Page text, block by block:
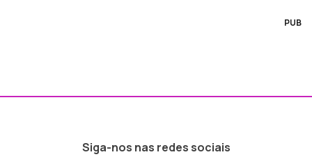
PUB
Siga-nos nas redes sociais